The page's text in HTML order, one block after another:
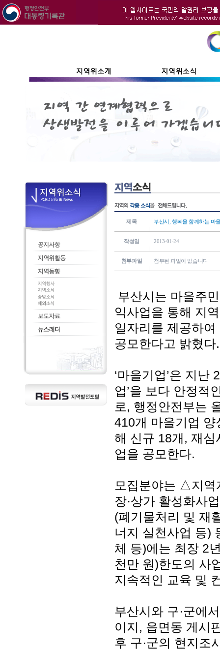
제목 부산시, 행복을 함께하는 마
작성일 2013-01-24
첨부파일 첨부된 파일이 없습니다
부산시는 마을주
익사업을 통해 지
일자리를 제공하
공모한다고 밝혔다.
‘마을기업’은 지난
업’을 보다 안정적
로, 행정안전부는
410개 마을기업
해 신규 18개, 재
업을 공모한다.
모집분야는 △지역
장·상가 활성화사
(폐기물처리 및 재
너지 실천사업 등)
체 등)에는 최장 2
천만 원)한도의 사
지속적인 교육 및
부산시와 구·군에
이지, 읍면동 게시
후 구·군의 현지조